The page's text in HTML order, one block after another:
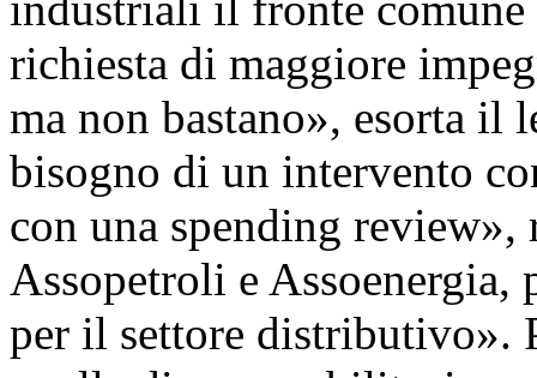
richiesta di maggiore
ma non bastano», esorta il
bisogno di un intervento
con una spending
Assopetroli e Assoenergia,
per il settore distributivo».